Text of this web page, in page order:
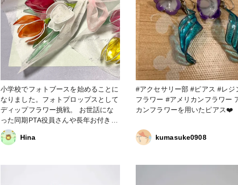
小学校でフォトブースを始めることに
なりました。フォトプロップスとして
ディップフラワー挑戦。 お世話にな
った同期PTA役員さんや長年お付き合
いのあるママ友子ちゃんを無事送り出
せました。 #春の作品コンテスト2026
Hina
#アクセサリー部 #ピアス #レジン #
フラワー #アメリカンフラワー アメリ
カンフラワーを用いたピアス❤️
kumasuke0908